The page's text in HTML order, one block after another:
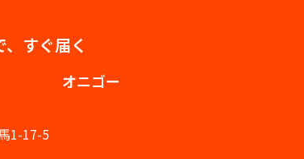
すぐ届く
オニゴー
1-17-5